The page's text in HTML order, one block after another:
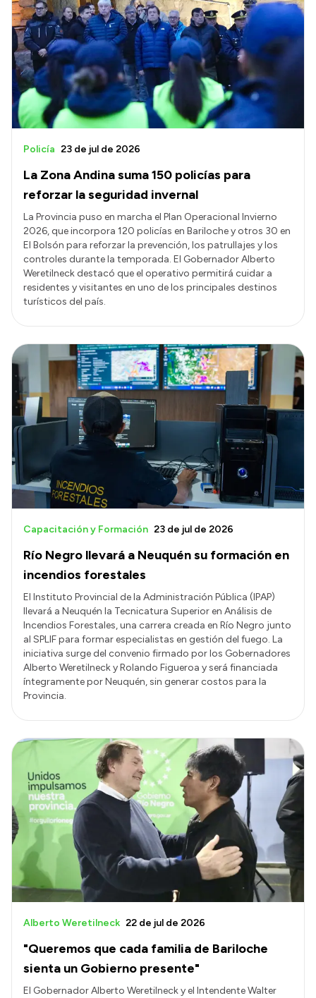
La Zona Andina suma 150 policías para
reforzar la seguridad invernal
Policía 23 de jul de 2026
La Provincia puso en marcha el Plan Operacional Invierno
2026, que incorpora 120 policías en Bariloche y otros 30 en
El Bolsón para reforzar la prevención, los patrullajes y los
controles durante la temporada. El Gobernador Alberto
Weretilneck destacó que el operativo permitirá cuidar a
residentes y visitantes en uno de los principales destinos
turísticos del país.
Río Negro llevará a Neuquén su formación en
incendios forestales
Capacitación y Formación 23 de jul de 2026
El Instituto Provincial de la Administración Pública (IPAP)
llevará a Neuquén la Tecnicatura Superior en Análisis de
Incendios Forestales, una carrera creada en Río Negro junto
al SPLIF para formar especialistas en gestión del fuego. La
iniciativa surge del convenio firmado por los Gobernadores
Alberto Weretilneck y Rolando Figueroa y será financiada
íntegramente por Neuquén, sin generar costos para la
Provincia.
"Queremos que cada familia de Bariloche
sienta un Gobierno presente"
Alberto Weretilneck 22 de jul de 2026
El Gobernador Alberto Weretilneck y el Intendente Walter